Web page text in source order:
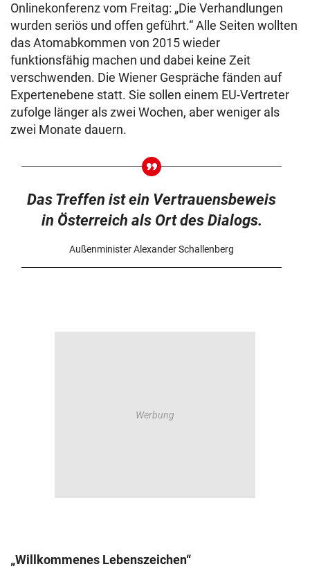
Onlinekonferenz vom Freitag: „Die Verhandlungen
wurden seriös und offen geführt.“ Alle Seiten wollten
das Atomabkommen von 2015 wieder
funktionsfähig machen und dabei keine Zeit
verschwenden. Die Wiener Gespräche fänden auf
Expertenebene statt. Sie sollen einem EU-Vertreter
zufolge länger als zwei Wochen, aber weniger als
zwei Monate dauern.
Das Treffen ist ein Vertrauensbeweis
in Österreich als Ort des Dialogs.
Außenminister Alexander Schallenberg
„Willkommenes Lebenszeichen“